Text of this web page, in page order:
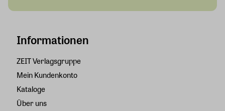
Informationen
ZEIT Verlagsgruppe
Mein Kundenkonto
Kataloge
Über uns